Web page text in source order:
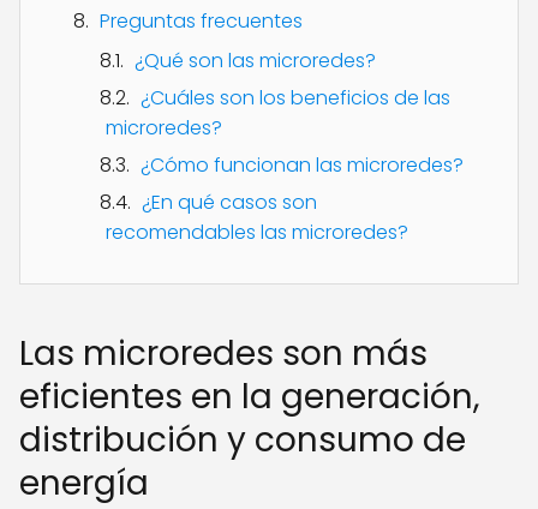
Preguntas frecuentes
¿Qué son las microredes?
¿Cuáles son los beneficios de las
microredes?
¿Cómo funcionan las microredes?
¿En qué casos son
recomendables las microredes?
Las microredes son más
eficientes en la generación,
distribución y consumo de
energía